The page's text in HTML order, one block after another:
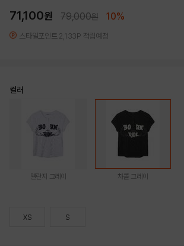
71,100원 79,000원 10%
스타일포인트 2,133P 적립예정
컬러
멜란지 그레이 차콜 그레이
XS S